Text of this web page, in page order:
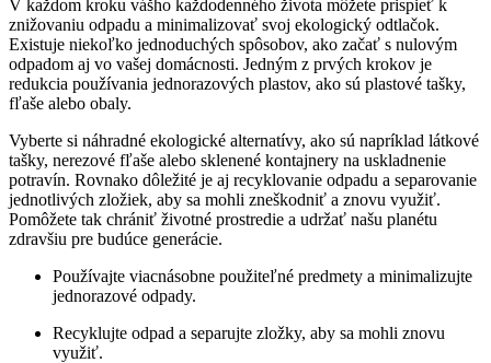
V každom kroku vášho každodenného života môžete prispieť k
znižovaniu odpadu a minimalizovať svoj ekologický odtlačok.
Existuje niekoľko jednoduchých spôsobov, ako začať s nulovým
odpadom aj vo vašej domácnosti. Jedným z prvých krokov je
redukcia používania jednorazových plastov, ako sú plastové tašky,
fľaše alebo obaly.
Vyberte si náhradné ekologické alternatívy, ako sú napríklad látkové
tašky, nerezové fľaše alebo sklenené kontajnery na uskladnenie
potravín. Rovnako dôležité je aj recyklovanie odpadu a separovanie
jednotlivých zložiek, aby sa mohli zneškodniť a znovu využiť.
Pomôžete tak chrániť životné prostredie a udržať našu planétu
zdravšiu pre budúce generácie.
Používajte viacnásobne použiteľné predmety a minimalizujte
jednorazové odpady.
Recyklujte odpad a separujte zložky, aby sa mohli znovu
využiť.